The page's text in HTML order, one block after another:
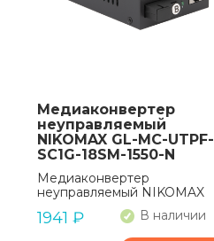
Медиаконвертер
неуправляемый
NIKOMAX GL-MC-UTPF-
SC1G-18SM-1550-N
Медиаконвертер
неуправляемый NIKOMAX
1941 ₽ В наличии